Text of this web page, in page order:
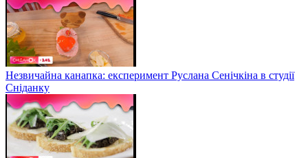
Незвичайна канапка: експеримент Руслана Сенічкіна в студії
Сніданку